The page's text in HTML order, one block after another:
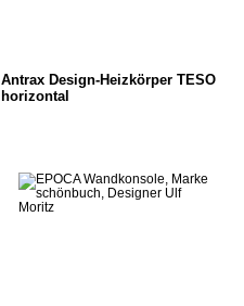
Antrax Design-Heizkörper TESO
horizontal